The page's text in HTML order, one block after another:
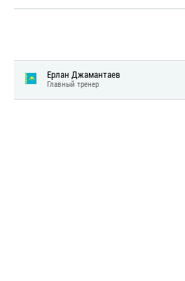
Ерлан Джамантаев
Главный тренер